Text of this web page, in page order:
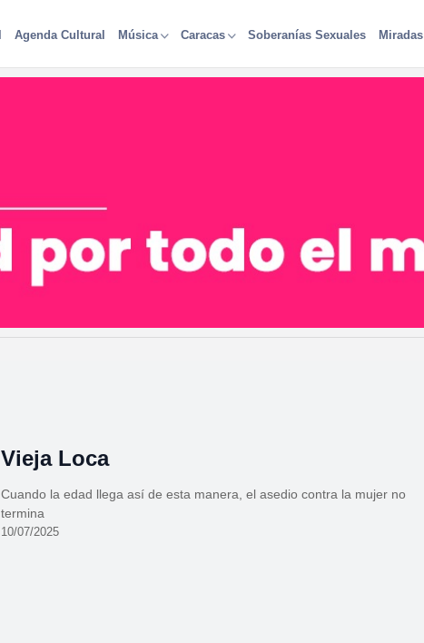
Agenda Cultural Música Caracas Soberanías Sexuales Miradas
Vieja Loca
Cuando la edad llega así de esta manera, el asedio contra la mujer no
termina
10/07/2025